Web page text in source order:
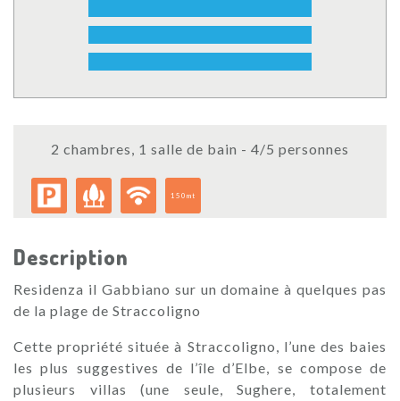
2 chambres, 1 salle de bain - 4/5 personnes
150mt
Description
Residenza il Gabbiano sur un domaine à quelques pas
de la plage de Straccoligno
Cette propriété située à Straccoligno, l’une des baies
les plus suggestives de l’île d’Elbe, se compose de
plusieurs villas (une seule, Sughere, totalement